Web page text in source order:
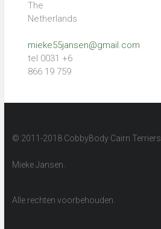
The
Netherlands
mieke55jansen@gmail.com
tel 0031 +6
866 19 759
© 2011-2018 CobbyBody Cairn Terriers
Mieke Jansen.
Alle rechten voorbehouden.